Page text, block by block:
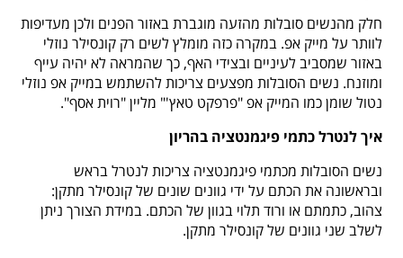
חלק מהנשים סובלות מהזעה מוגברת באזור הפנים ולכן מעדיפות
לוותר על מייק אפ. במקרה כזה מומלץ לשים רק קונסילר נוזלי
באזור שמסביב לעיניים ובצידי האף, כך שהמראה לא יהיה עייף
ומוזנח. נשים הסובלות מפצעים צריכות להשתמש במייק אפ נוזלי
נטול שומן כמו המייק אפ "פרפקט טאץ'" מליין "רוית אסף".
איך לנטרל כתמי פיגמנטציה בהריון
נשים הסובלות מכתמי פיגמנטציה צריכות לנטרל בראש
ובראשונה את הכתם על ידי גוונים שונים של קונסילר מתקן:
צהוב, כתמתם או ורוד תלוי בגוון של הכתם. במידת הצורך ניתן
לשלב שני גוונים של קונסילר מתקן.